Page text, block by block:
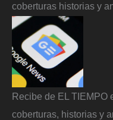
coberturas historias y
Recibe de EL TIEMPO
coberturas, historias y